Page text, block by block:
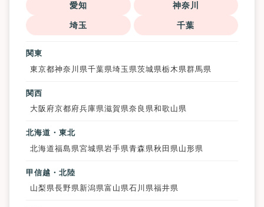
愛知 神奈川
埼玉 千葉
関東
東京都神奈川県千葉県埼玉県茨城県栃木県群馬県
関西
大阪府京都府兵庫県滋賀県奈良県和歌山県
北海道・東北
北海道福島県宮城県岩手県青森県秋田県 山形県
甲信越・北陸
山梨県長野県新潟県富山県石川県福井県